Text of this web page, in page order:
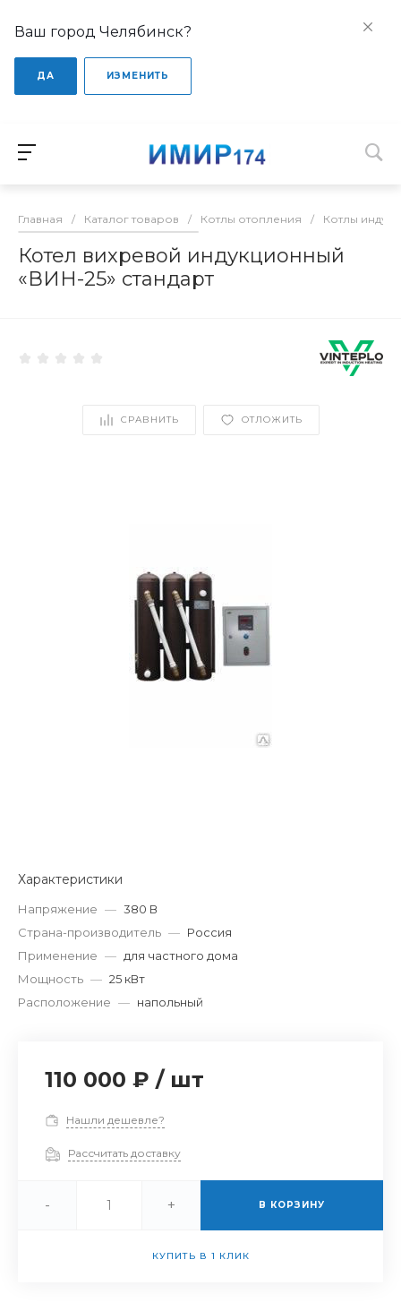
Ваш город Челябинск?
ДА ИЗМЕНИТЬ
Главная / Каталог товаров / Котлы отопления / Котлы
Котел вихревой индукционный
«ВИН-25» стандарт
СРАВНИТЬ ОТЛОЖИТЬ
Характеристики
Напряжение — 380 В
Страна-производитель — Россия
Применение — для частного дома
Мощность — 25 кВт
Расположение — напольный
110 000 ₽ / шт
Нашли дешевле?
Рассчитать доставку
- + В КОРЗИНУ
КУПИТЬ В 1 КЛИК